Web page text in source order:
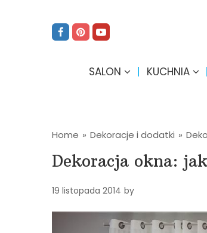
SALON KUCHNIA
Home » Dekoracje i dodatki »
Dekoracja okna:
19 listopada 2014 by